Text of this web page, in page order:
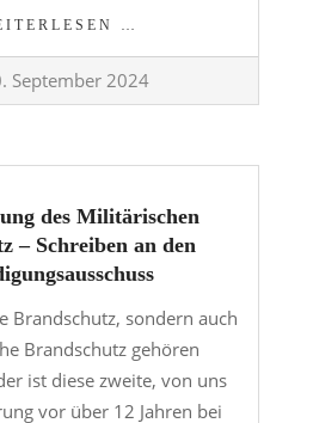
…
September 2024
des Militärischen
– Schreiben an den
Brandschutz, sondern auch
Brandschutz gehören
ist diese zweite, von uns
vor über 12 Jahren bei